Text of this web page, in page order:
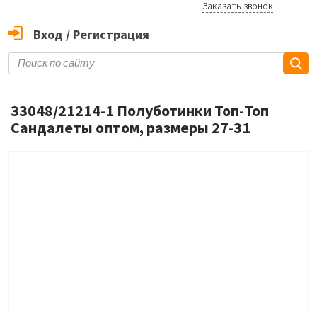
Заказать звонок
Вход / Регистрация
33048/21214-1 Полуботинки Топ-Топ
Сандалеты оптом, размеры 27-31